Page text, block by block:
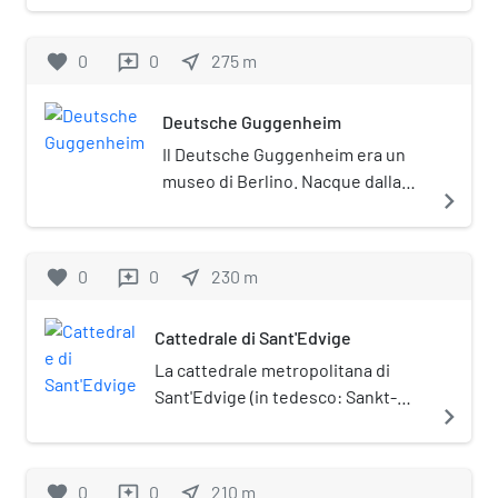
monumentale (Denkmalschutz).
favorite 0 reviews 0 near_me 275 m
Deutsche Guggenheim
Il Deutsche Guggenheim era un
museo di Berlino. Nacque dalla
Guggenheim e la Deutsche Bank. I
furono progettati dall'architetto
navigate_next
favorite 0 reviews 0 near_me 230 m
Cattedrale di Sant'Edvige
La cattedrale metropolitana di
Sant'Edvige (in tedesco: Sankt-
luogo di culto cattolico di Berlino,
navigate_next
favorite 0 0 near_me 210 m